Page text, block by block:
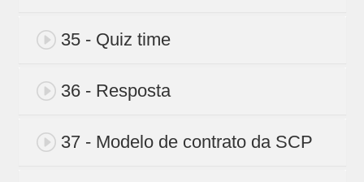
35 - Quiz time
36 - Resposta
37 - Modelo de contrato da SCP